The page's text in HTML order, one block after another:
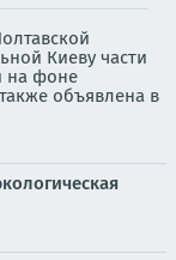
Киеву части
на фоне
объявлена в